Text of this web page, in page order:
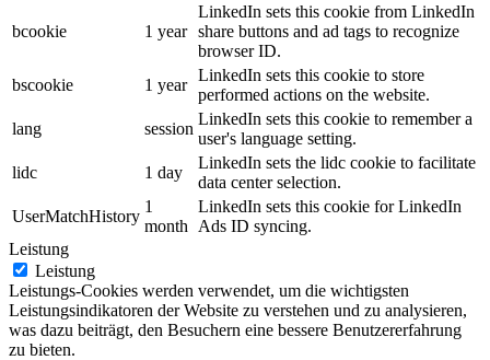
bcookie 1 year
LinkedIn sets this cookie from LinkedIn
share buttons and ad tags to recognize
browser ID.
bscookie
1 year
LinkedIn sets this cookie to store
performed actions on the website.
lang
session
LinkedIn sets this cookie to remember a
user's language setting.
lidc
1 day
LinkedIn sets the lidc cookie to facilitate
data center selection.
UserMatchHistory
1
month
LinkedIn sets this cookie for LinkedIn
Ads ID syncing.
Leistung
Leistung
Leistungs-Cookies werden verwendet, um die wichtigsten
Leistungsindikatoren der Website zu verstehen und zu analysieren,
was dazu beiträgt, den Besuchern eine bessere Benutzererfahrung
zu bieten.